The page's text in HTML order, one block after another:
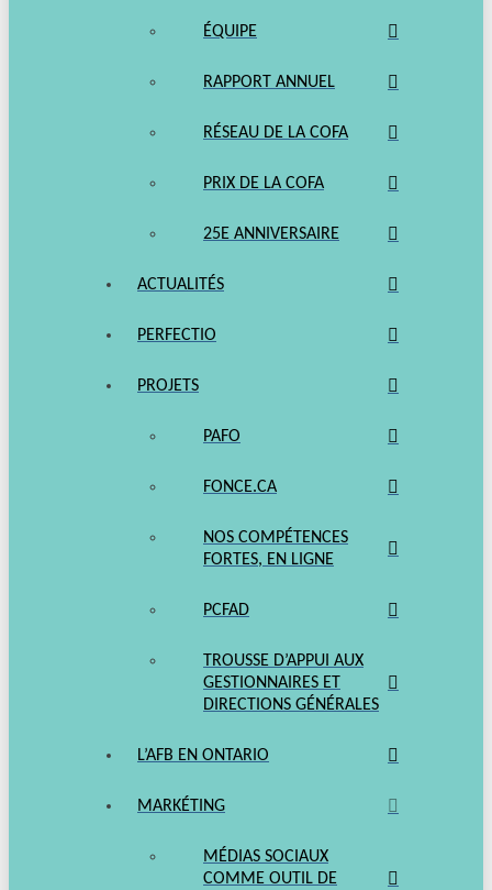
ÉQUIPE
RAPPORT ANNUEL
RÉSEAU DE LA COFA
PRIX DE LA COFA
25E ANNIVERSAIRE
ACTUALITÉS
PERFECTIO
PROJETS
PAFO
FONCE.CA
NOS COMPÉTENCES
FORTES, EN LIGNE
PCFAD
TROUSSE D’APPUI AUX
GESTIONNAIRES ET
DIRECTIONS GÉNÉRALES
L’AFB EN ONTARIO
MARKÉTING
MÉDIAS SOCIAUX
COMME OUTIL DE